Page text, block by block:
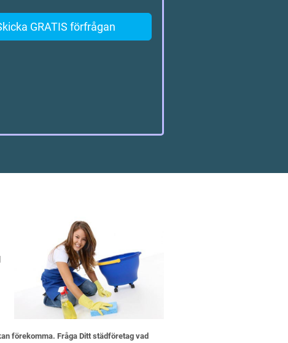
GRATIS förfrågan
förekomma. Fråga Ditt städföretag vad